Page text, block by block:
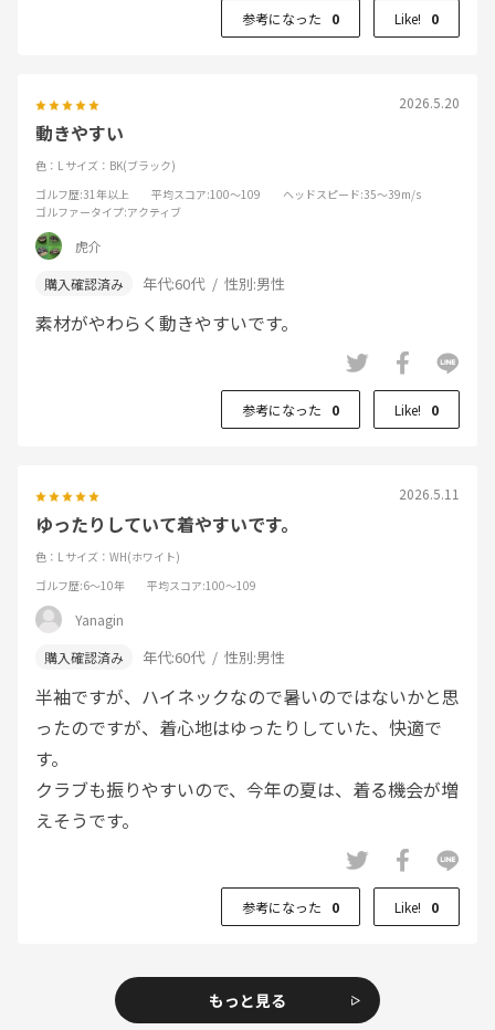
参考になった 0 Like! 0
2026.5.20
動きやすい
色：L サイズ：BK(ブラック)
ゴルフ歴:31年以上 平均スコア:100～109 ヘッドスピード:35～39m/s
ゴルファータイプ:アクティブ
虎介
年代:60代 性別:男性
素材がやわらく動きやすいです。
参考になった 0 Like! 0
2026.5.11
ゆったりしていて着やすいです。
色：L サイズ：WH(ホワイト)
ゴルフ歴:6～10年 平均スコア:100～109
Yanagin
年代:60代 性別:男性
半袖ですが、ハイネックなので暑いのではないかと思
ったのですが、着心地はゆったりしていた、快適で
す。
クラブも振りやすいので、今年の夏は、着る機会が増
えそうです。
参考になった 0 Like! 0
もっと見る